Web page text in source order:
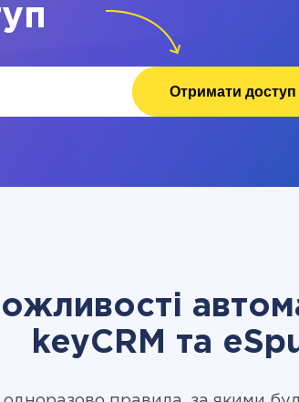
Отримати доступ
keyCRM та